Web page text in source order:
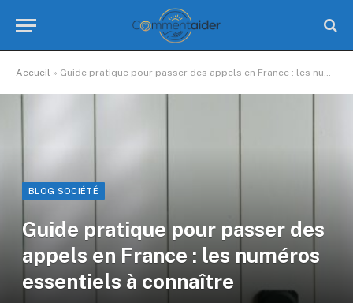
Accueil » Guide pratique pour passer des appels en France : les numéros essentiels à connaître
BLOG SOCIÉTÉ
Guide pratique pour passer des
appels en France : les numéros
essentiels à connaître